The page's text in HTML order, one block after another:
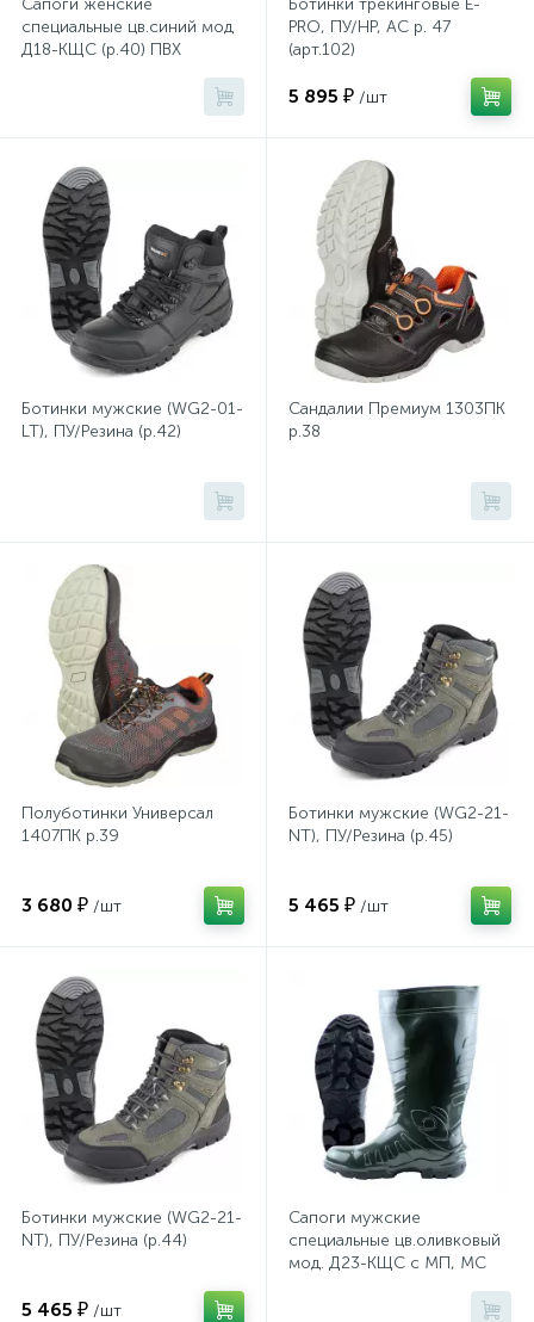
Сапоги женские
специальные цв.синий мод
Д18-КЩС (р.40) ПВХ
Ботинки трекинговые E-
PRO, ПУ/НР, АС р. 47
(арт.102)
5 895 ₽ /шт
Ботинки мужские (WG2-01-
LT), ПУ/Резина (р.42)
Сандалии Премиум 1303ПК
р.38
Полуботинки Универсал
1407ПК р.39
3 680 ₽ /шт
Ботинки мужские (WG2-21-
NT), ПУ/Резина (р.45)
5 465 ₽ /шт
Ботинки мужские (WG2-21-
NT), ПУ/Резина (р.44)
5 465 ₽ /шт
Сапоги мужские
специальные цв.оливковый
мод. Д23-КЩС с МП, МС
Пюпитры
Ресепшн
Сейфы автомобильные
2
Сейфы депозитные
Сейфы засыпные
Сейфы мебельные
Сейфы огне-взломостойкие
Сейфы огнестойкие
Сейфы оружейные
Системы хранения
Стеллажи
Столы
Столы обеденные